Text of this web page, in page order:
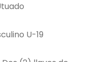
U-19